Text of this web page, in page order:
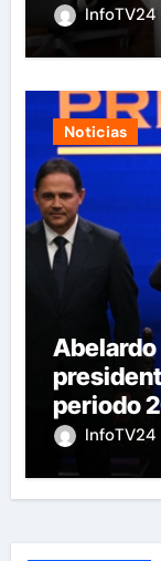
InfoTV24
Noticias
Abelardo
periodo
InfoTV24